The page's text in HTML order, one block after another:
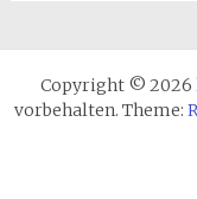
Copyright © 2026
vorbehalten. Theme: